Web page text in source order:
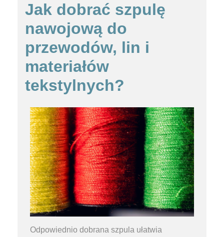
Jak dobrać szpulę
nawojową do
przewodów, lin i
materiałów
tekstylnych?
Odpowiednio dobrana szpula ułatwia